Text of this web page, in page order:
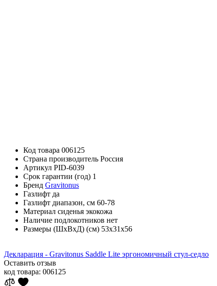
Код товара 006125
Страна производитель Россия
Артикул PID-6039
Срок гарантии (год) 1
Бренд Gravitonus
Газлифт да
Газлифт диапазон, см 60-78
Материал сиденья экокожа
Наличие подлокотников нет
Размеры (ШхВхД) (см) 53х31х56
Декларация - Gravitonus Saddle Lite эргономичный стул-седло
Оставить отзыв
код товара: 006125